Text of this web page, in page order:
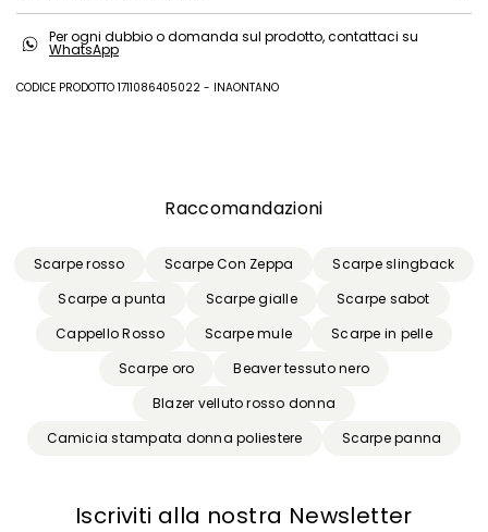
100% poliestere; con particolari in 100% poliuretano; altre parti metallo.
Per ogni dubbio o domanda sul prodotto, contattaci su
WhatsApp
CODICE PRODOTTO 1711086405022 - INAONTANO
Raccomandazioni
Scarpe rosso Scarpe Con Zeppa
Scarpe slingback
Scarpe a punta
Scarpe gialle
Scarpe sabot
Cappello Rosso
Scarpe mule
Scarpe in pelle
Scarpe oro
Beaver tessuto nero
Blazer velluto rosso donna
Camicia stampata donna poliestere
Scarpe panna
Iscriviti alla nostra Newsletter